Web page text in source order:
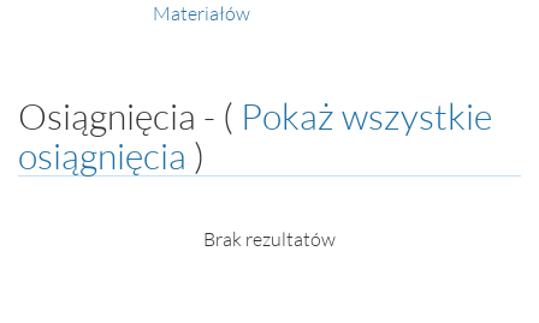
Materiałów
Osiągnięcia - ( Pokaż wszystkie
osiągnięcia )
Brak rezultatów